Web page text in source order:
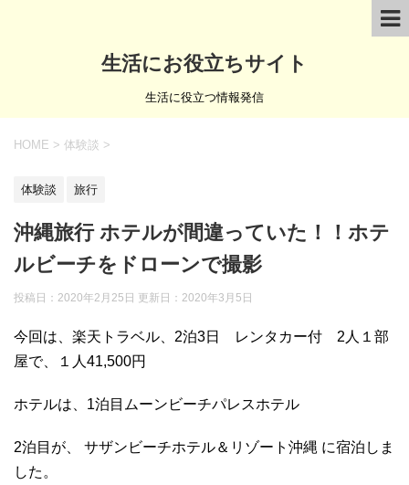
生活にお役立ちサイト
生活に役立つ情報発信
HOME > 体験談 >
体験談 旅行
沖縄旅行 ホテルが間違っていた！！ホテ
ルビーチをドローンで撮影
投稿日：2020年2月25日 更新日： 2020年3月5日
今回は、楽天トラベル、2泊3日 レンタカー付 2人１部
屋で、１人41,500円
ホテルは、1泊目ムーンビーチパレスホテル
2泊目が、 サザンビーチホテル＆リゾート沖縄 に宿泊しま
した。